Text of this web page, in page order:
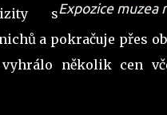
Expozice muzea
s
a pokračuje přes
několik cen